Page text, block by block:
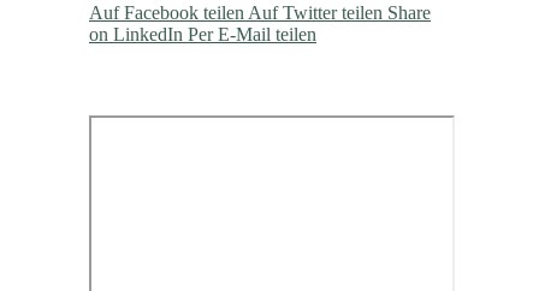
Auf Facebook teilen Auf Twitter teilen Share
on LinkedIn Per E-Mail teilen